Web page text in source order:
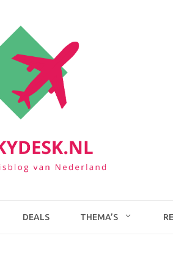
DEALS THEMA’S